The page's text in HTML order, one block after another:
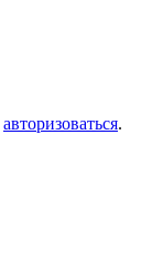
авторизоваться.